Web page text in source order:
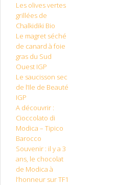
Les olives vertes
grillées de
Chalkidiki Bio
Le magret séché
de canard à foie
gras du Sud
Ouest IGP
Le saucisson sec
de l’Ile de Beauté
IGP
A découvrir :
Cioccolato di
Modica – Tipico
Barocco
Souvenir : il y a 3
ans, le chocolat
de Modica à
l’honneur sur TF1